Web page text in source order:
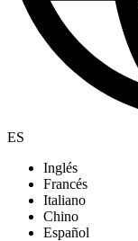
ES
Inglés
Francés
Italiano
Chino
Español